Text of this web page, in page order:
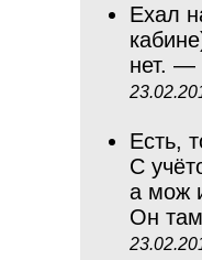
Ехал
нет. —
Есть,
С
а мож
Он